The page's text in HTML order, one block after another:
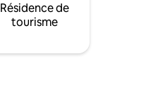
Résidence de
tourisme